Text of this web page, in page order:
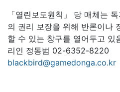
「열린보도원칙」 당 매체는
의 권리 보장을 위해 반론이나
할 수 있는 창구를 열어두고 있
리인 정동범 02-6352-8220
blackbird@gamedonga.co.kr